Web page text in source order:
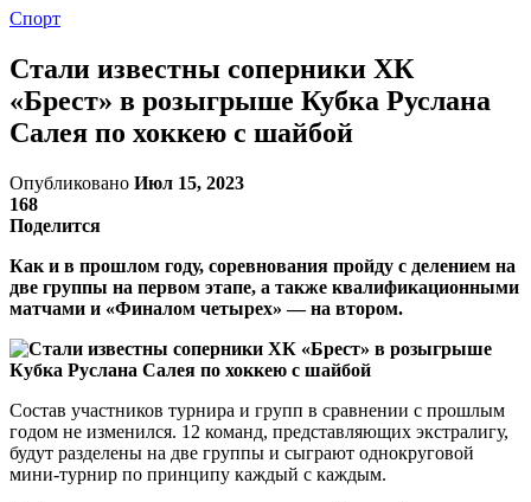
Спорт
Стали известны соперники ХК
«Брест» в розыгрыше Кубка Руслана
Салея по хоккею с шайбой
Опубликовано Июл 15, 2023
168
Поделится
Как и в прошлом году, соревнования пройду с делением на
две группы на первом этапе, а также квалификационными
матчами и «Финалом четырех» — на втором.
Состав участников турнира и групп в сравнении с прошлым
годом не изменился. 12 команд, представляющих экстралигу,
будут разделены на две группы и сыграют однокруговой
мини-турнир по принципу каждый с каждым.